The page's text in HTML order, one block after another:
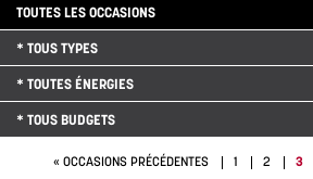
TOUTES LES OCCASIONS
* TOUS TYPES
* TOUTES ÉNERGIES
* TOUS BUDGETS
« OCCASIONS PRÉCÉDENTES 1 2 3